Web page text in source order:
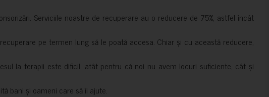
Serviciile noastre de recuperare au o reducere de 75%, astfel încât
pe termen lung să le poată accesa. Chiar și cu această reducere,
la terapii este dificil, atât pentru că noi nu avem locuri suficiente, cât și
bani și oameni care să îi ajute.